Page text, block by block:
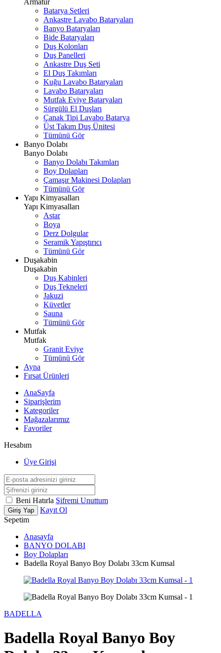
Armatür
Batarya Setleri
Ankastre Lavabo Bataryaları
Banyo Bataryaları
Bide Bataryaları
Duş Kolonları
Duş Panelleri
Ankastre Duş Seti
El Duş Takımları
Kuğu Lavabo Bataryaları
Lavabo Bataryaları
Mutfak Eviye Bataryaları
Sürgülü El Duşları
Çanak Tipi Lavabo Batarya
Üst Takım Duş Ünitesi
Tümünü Gör
Banyo Dolabı
Banyo Dolabı
Banyo Dolabı Takımları
Boy Dolapları
Çamaşır Makinesi Dolapları
Tümünü Gör
Yapı Kimyasalları
Yapı Kimyasalları
Astar
Boya
Derz Dolgular
Seramik Yapıştırıcı
Tümünü Gör
Duşakabin
Duşakabin
Duş Kabinleri
Duş Tekneleri
Jakuzi
Küvetler
Sauna
Tümünü Gör
Mutfak
Mutfak
Granit Eviye
Tümünü Gör
Ayna
Fırsat Ürünleri
AnaSayfa
Siparişlerim
Kategoriler
Mağazalarımız
Favoriler
Hesabım
Üye Girişi
Beni Hatırla Şifremi Unuttum
Giriş Yap
Kayıt Ol
Sepetim
Anasayfa
BANYO DOLABI
Boy Dolapları
Badella Royal Banyo Boy Dolabı 33cm Kumsal
BADELLA
Badella Royal Banyo Boy